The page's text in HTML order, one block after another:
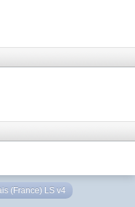
(France) LS v4